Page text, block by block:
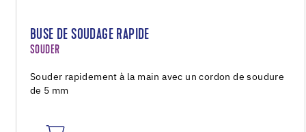
BUSE DE SOUDAGE RAPIDE
SOUDER
Souder rapidement à la main avec un cordon de soudure
de 5 mm